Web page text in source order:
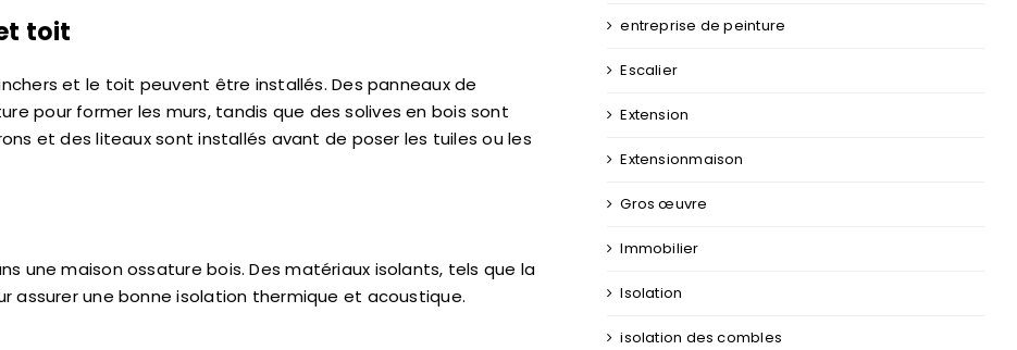
toit
et le toit peuvent être installés. Des panneaux de
pour former les murs, tandis que des solives en bois sont
et des liteaux sont installés avant de poser les tuiles ou les
une maison ossature bois. Des matériaux isolants, tels que la
assurer une bonne isolation thermique et acoustique.
entreprise de peinture
Escalier
Extension
Extensionmaison
Gros œuvre
Immobilier
Isolation
isolation des combles